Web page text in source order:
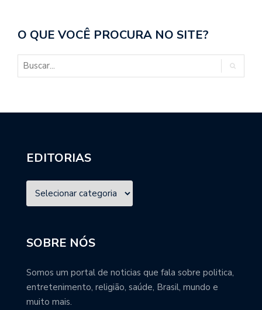
O QUE VOCÊ PROCURA NO SITE?
EDITORIAS
SOBRE NÓS
Somos um portal de noticias que fala sobre politica,
entretenimento, religião, saúde, Brasil, mundo e
muito mais.